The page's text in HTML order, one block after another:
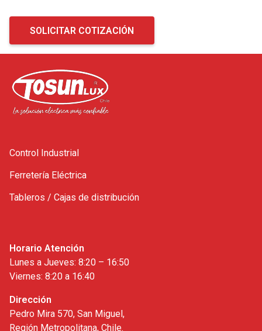
SOLICITAR COTIZACIÓN
Control Industrial
Ferretería Eléctrica
Tableros / Cajas de distribución
Horario Atención
Lunes a Jueves: 8:20 – 16:50
Viernes: 8:20 a 16:40
Dirección
Pedro Mira 570, San Miguel,
Región Metropolitana, Chile.